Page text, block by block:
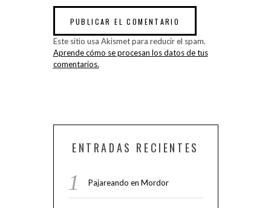
Este sitio usa Akismet para reducir el spam.
Aprende cómo se procesan los datos de tus
comentarios.
ENTRADAS RECIENTES
Pajareando en Mordor